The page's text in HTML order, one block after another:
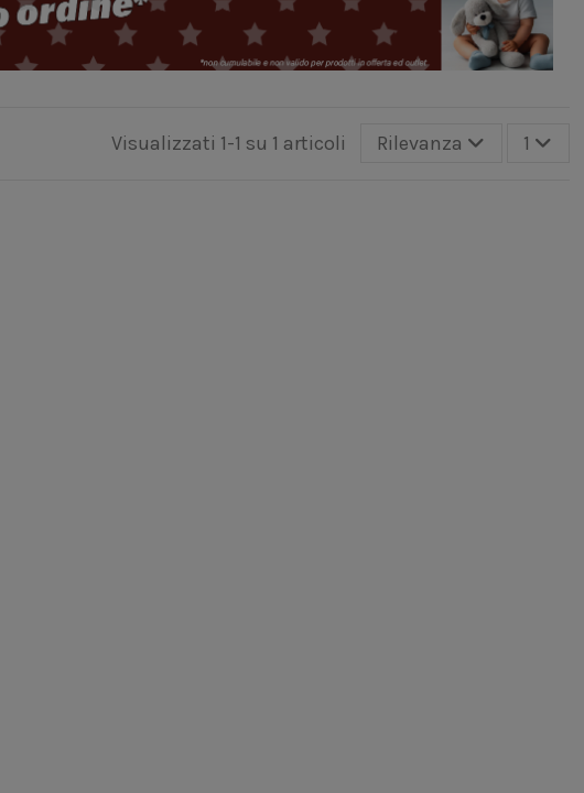
Visualizzati 1-1 su 1 articoli Rilevanza 1